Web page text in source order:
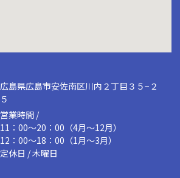
広島県広島市安佐南区川内２丁目３５−２
５
営業時間 /
11：00～20：00（4月～12月）
12：00～18：00（1月～3月）
定休日 / 木曜日